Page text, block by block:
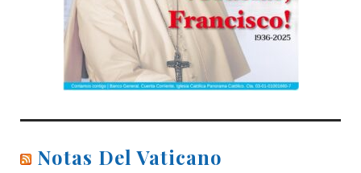
Notas Del Vaticano